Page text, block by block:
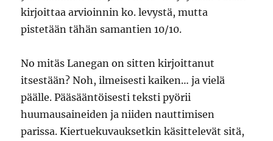
kirjoittaa arvioinnin ko. levystä, mutta
pistetään tähän samantien 10/10.
No mitäs Lanegan on sitten kirjoittanut
itsestään? Noh, ilmeisesti kaiken… ja vielä
päälle. Pääsääntöisesti teksti pyörii
huumausaineiden ja niiden nauttimisen
parissa. Kiertuekuvauksetkin käsittelevät sitä,